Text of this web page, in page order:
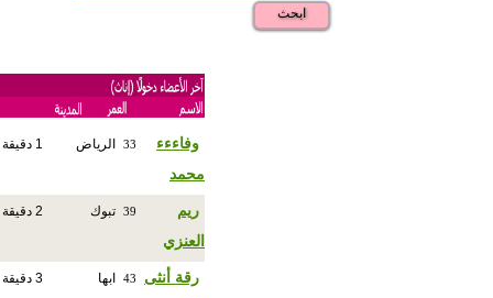
ابحث
وفاءءء
محمد
33 الرياض 1 دقيقة
ريم
العنزي
39 تبوك 2 دقيقة
رقة أنثى
43 ابها 3 دقيقة